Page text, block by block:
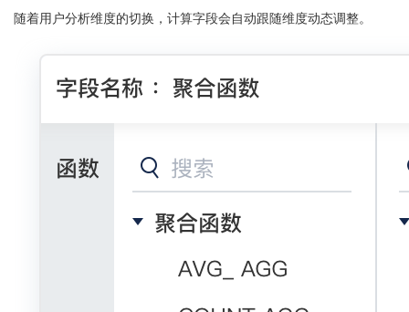
随着用户分析维度的切换，计算字段会自动跟随维度动态调整。